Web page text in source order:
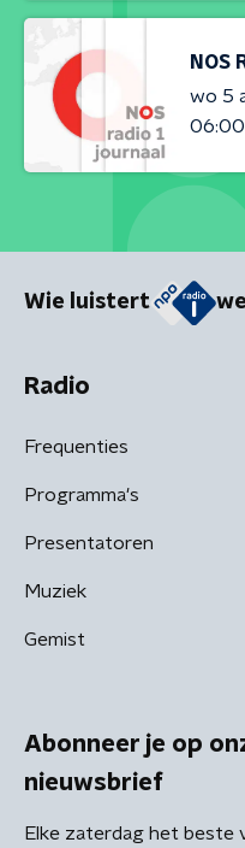
NOS
wo 5
Wie luistert
Radio
Frequenties
Programma's
Presentatoren
Muziek
Gemist
Abonneer je op
nieuwsbrief
Elke zaterdag het beste